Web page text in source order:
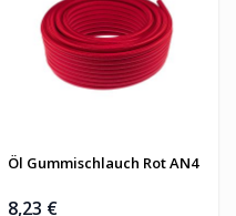
Öl Gummischlauch Rot AN4
8,23 €